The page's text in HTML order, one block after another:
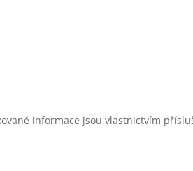
informace jsou vlastnictvím